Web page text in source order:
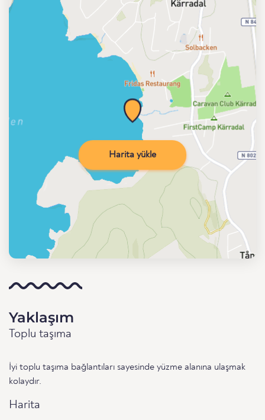
Harita yükle
Yaklaşım
Toplu taşıma
İyi toplu taşıma bağlantıları sayesinde yüzme alanına ulaşmak
kolaydır.
Harita